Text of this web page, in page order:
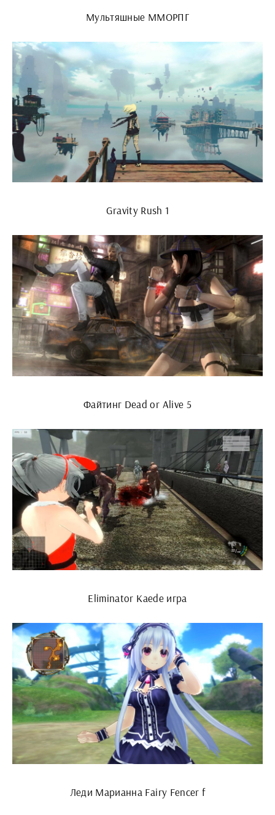
Мультяшные ММОРПГ
Gravity Rush 1
Файтинг Dead or Alive 5
Eliminator Kaede игра
Леди Марианна Fairy Fencer f